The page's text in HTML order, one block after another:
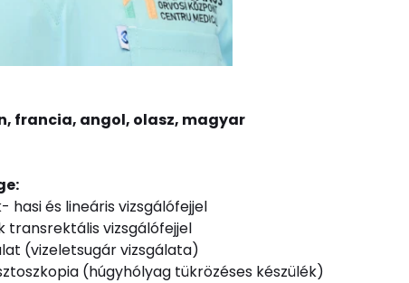
francia, angol, olasz, magyar
hasi és lineáris vizsgálófejjel
transrektális vizsgálófejjel
(vizeletsugár vizsgálata)
(húgyhólyag tükrözéses készülék)